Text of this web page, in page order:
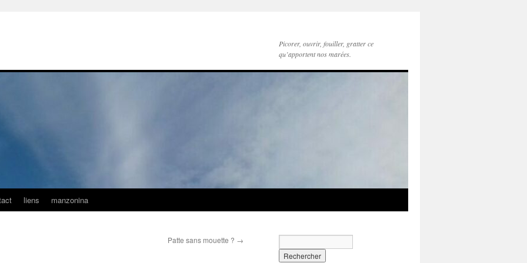
Picorer, ouvrir, fouiller, gratter ce
qu’apportent nos marées.
liens manzonina
Patte sans mouette ? →